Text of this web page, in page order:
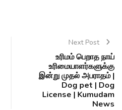
Next Post
உரிமம் பெறாத நாய்
உரிமையாளர்களுக்கு
இன்று முதல் அபராதம் |
Dog pet | Dog
License | Kumudam
News